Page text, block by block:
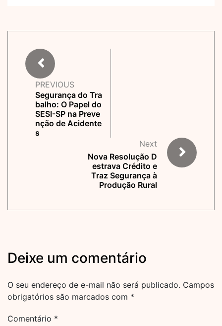
PREVIOUS
Segurança do Tra
balho: O Papel do
SESI-SP na Preve
nção de Acidente
s
Next
Nova Resolução D
estrava Crédito e
Traz Segurança à
Produção Rural
Deixe um comentário
O seu endereço de e-mail não será publicado. Campos
obrigatórios são marcados com *
Comentário *